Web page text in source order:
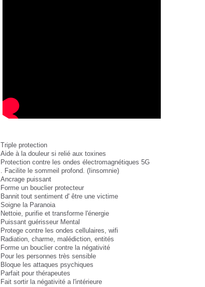
Triple protection
Aide à la douleur si relié aux toxines
Protection contre les ondes électromagnétiques 5G
. Facilite le sommeil profond. (Iinsomnie)
Ancrage puissant
Forme un bouclier protecteur
Bannit tout sentiment d' être une victime
Soigne la Paranoia
Nettoie, purifie et transforme l'énergie
Puissant guérisseur Mental
Protege contre les ondes cellulaires, wifi
Radiation, charme, malédiction, entités
Forme un bouclier contre la négativité
Pour les personnes très sensible
Bloque les attaques psychiques
Parfait pour thérapeutes
Fait sortir la négativité a l'intérieure